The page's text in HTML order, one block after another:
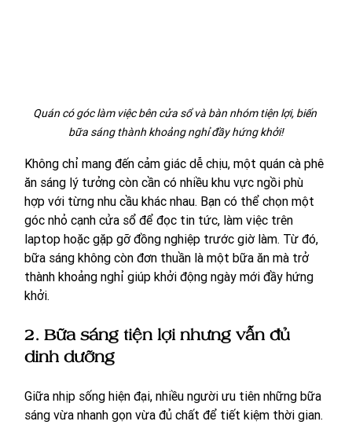
Quán có góc làm việc bên cửa sổ và bàn nhóm tiện lợi, biến
bữa sáng thành khoảng nghỉ đầy hứng khởi!
Không chỉ mang đến cảm giác dễ chịu, một quán cà phê
ăn sáng lý tưởng còn cần có nhiều khu vực ngồi phù
hợp với từng nhu cầu khác nhau. Bạn có thể chọn một
góc nhỏ cạnh cửa sổ để đọc tin tức, làm việc trên
laptop hoặc gặp gỡ đồng nghiệp trước giờ làm. Từ đó,
bữa sáng không còn đơn thuần là một bữa ăn mà trở
thành khoảng nghỉ giúp khởi động ngày mới đầy hứng
khởi.
2. Bữa sáng tiện lợi nhưng vẫn đủ
dinh dưỡng
Giữa nhịp sống hiện đại, nhiều người ưu tiên những bữa
sáng vừa nhanh gọn vừa đủ chất để tiết kiệm thời gian.